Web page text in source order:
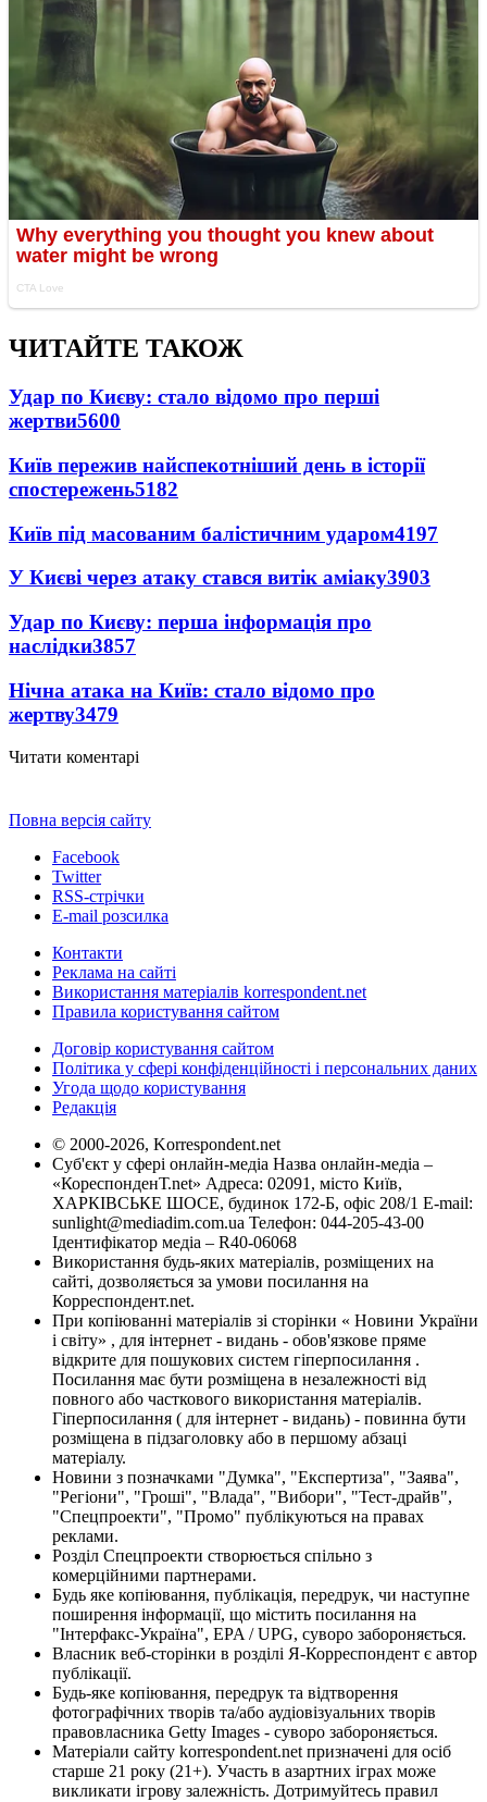
ЧИТАЙТЕ ТАКОЖ
Удар по Києву: стало відомо про перші
жертви5600
Київ пережив найспекотніший день в історії
спостережень5182
Київ під масованим балістичним ударом4197
У Києві через атаку стався витік аміаку3903
Удар по Києву: перша інформація про
наслідки3857
Нічна атака на Київ: стало відомо про
жертву3479
Читати коментарі
Повна версія сайту
Facebook
Twitter
RSS-стрічки
E-mail розсилка
Контакти
Реклама на сайті
Використання матеріалів korrespondent.net
Правила користування сайтом
Договір користування сайтом
Політика у сфері конфіденційності і персональних даних
Угода щодо користування
Редакція
© 2000-2026, Korrespondent.net
Суб'єкт у сфері онлайн-медіа Назва онлайн-медіа –
«КореспонденТ.net» Адреса: 02091, місто Київ,
ХАРКІВСЬКЕ ШОСЕ, будинок 172-Б, офіс 208/1 E-mail:
sunlight@mediadim.com.ua Телефон: 044-205-43-00
Ідентифікатор медіа – R40-06068
Використання будь-яких матеріалів, розміщених на
сайті, дозволяється за умови посилання на
Корреспондент.net.
При копіюванні матеріалів зі сторінки « Новини України
і світу» , для інтернет - видань - обов'язкове пряме
відкрите для пошукових систем гіперпосилання .
Посилання має бути розміщена в незалежності від
повного або часткового використання матеріалів.
Гіперпосилання ( для інтернет - видань) - повинна бути
розміщена в підзаголовку або в першому абзаці
матеріалу.
Новини з позначками "Думка", "Експертиза", "Заява",
"Регіони", "Гроші", "Влада", "Вибори", "Тест-драйв",
"Спецпроекти", "Промо" публікуються на правах
реклами.
Розділ Спецпроекти створюється спільно з
комерційними партнерами.
Будь яке копіювання, публікація, передрук, чи наступне
поширення інформації, що містить посилання на
"Інтерфакс-Україна", EPA / UPG, суворо забороняється.
Власник веб-сторінки в розділі Я-Корреспондент є автор
публікації.
Будь-яке копіювання, передрук та відтворення
фотографічних творів та/або аудіовізуальних творів
правовласника Getty Images - суворо забороняється.
Матеріали сайту korrespondent.net призначені для осіб
старше 21 року (21+). Участь в азартних іграх може
викликати ігрову залежність. Дотримуйтесь правил